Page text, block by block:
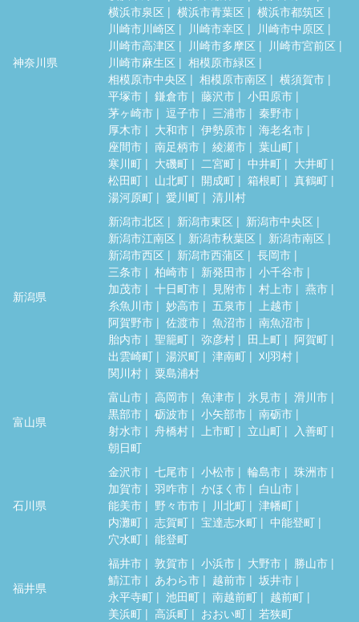
神奈川県
横浜市泉区
横浜市青葉区
横浜市都筑区
川崎市川崎区
川崎市幸区
川崎市中原区
川崎市高津区
川崎市多摩区
川崎市宮前区
川崎市麻生区
相模原市緑区
相模原市中央区
相模原市南区
横須賀市
平塚市
鎌倉市 藤沢市
小田原市
茅ヶ崎市
逗子市 三浦市
秦野市
厚木市
大和市 伊勢原市
海老名市
座間市
南足柄市 綾瀬市
葉山町
寒川町
大磯町 二宮町 中井町
大井町
松田町
山北町 開成町 箱根町
真鶴町
湯河原町
愛川町 清川村
新潟県
新潟市北区 新潟市東区
新潟市中央区
新潟市江南区
新潟市秋葉区
新潟市南区
新潟市西区
新潟市西蒲区
長岡市
三条市
柏崎市 新発田市
小千谷市
加茂市
十日町市 見附市 村上市
燕市
糸魚川市
妙高市 五泉市
上越市
阿賀野市
佐渡市 魚沼市
南魚沼市
胎内市
聖籠町 弥彦村 田上町
阿賀町
出雲崎町
湯沢町 津南町
刈羽村
関川村
粟島浦村
富山県
富山市 高岡市 魚津市 氷見市
滑川市
黒部市
砺波市 小矢部市
南砺市
射水市
舟橋村 上市町 立山町
入善町
朝日町
石川県
金沢市 七尾市 小松市 輪島市
珠洲市
加賀市
羽咋市 かほく市
白山市
能美市
野々市市 川北町
津幡町
内灘町
志賀町 宝達志水町
中能登町
穴水町
能登町
福井県
福井市 敦賀市 小浜市 大野市
勝山市
鯖江市
あわら市 越前市
坂井市
永平寺町
池田町 南越前町
越前町
美浜町
高浜町 おおい町 若狭町